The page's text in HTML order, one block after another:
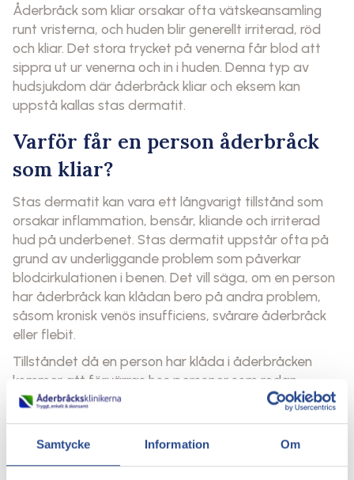
Samtycke Information Om
Åderbråck som kliar orsakar ofta vätskeansamling
runt vristerna, och huden blir generellt irriterad, röd
och kliar. Det stora trycket på venerna får blod att
sippra ut ur venerna och in i huden. Denna typ av
hudsjukdom där åderbråck kliar och eksem kan
uppstå kallas stas dermatit.
Varför får en person åderbråck
som kliar?
Stas dermatit kan vara ett långvarigt tillstånd som
orsakar inflammation, bensår, kliande och irriterad
hud på underbenet. Stas dermatit uppstår ofta på
grund av underliggande problem som påverkar
blodcirkulationen i benen. Det vill säga, om en person
har åderbråck kan klådan bero på andra problem,
såsom kronisk venös insufficiens, svårare åderbråck
eller flebit.
Tillståndet då en person har klåda i åderbråcken
kommer att förvärras hos personer som redan
tenderar att ha en dålig blodcirkulation. Några
Övervikt
Ålder